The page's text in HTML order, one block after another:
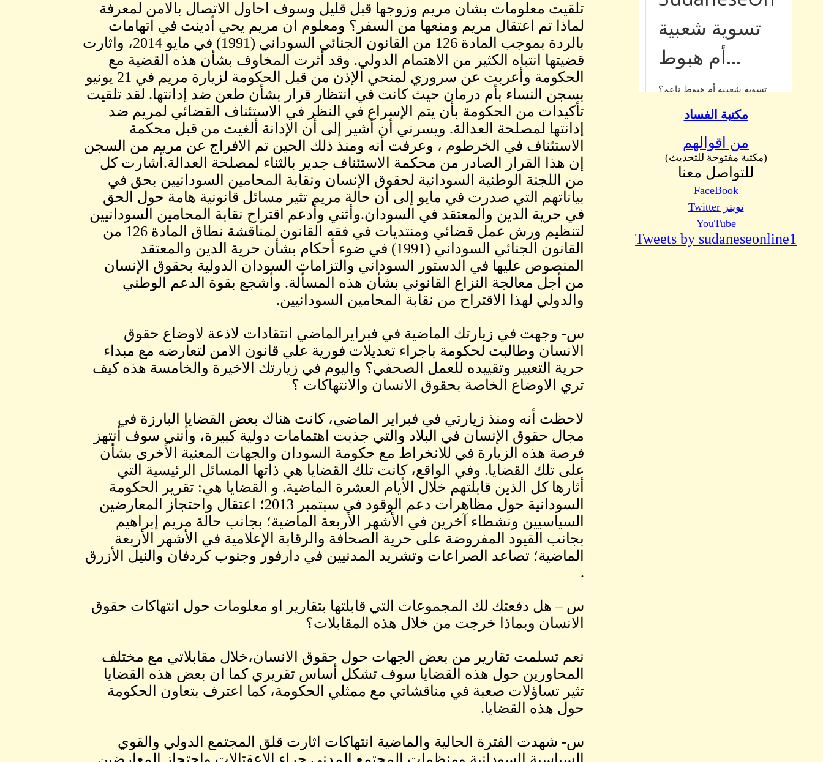
مكتبة الفساد
من اقوالهم
(مكتبة مفتوحة للتحديث)
للتواصل معنا
FaceBook
تويتر Twitter
YouTube
Tweets by sudaneseonline1
تلقيت معلومات بشان مريم وزوجها قبل قليل وسوف احاول الاتصال بالامن لمعرفة
لماذا تم اعتقال مريم ومنعها من السفر؟ ومعلوم ان مريم يحي أدينت في اتهامات
بالردة بموجب المادة 126 من القانون الجنائي السوداني (1991) في مايو 2014، واثارت
قضيتها انتباه الكثير من الاهتمام الدولي. وقد أثرت المخاوف بشأن هذه القضية مع
الحكومة وأعربت عن سروري لمنحي الإذن من قبل الحكومة لزيارة مريم في 21 يونيو
بسجن النساء بأم درمان حيث كانت في انتظار قرار بشأن طعن ضد إدانتها. لقد تلقيت
تأكيدات من الحكومة بأن يتم الإسراع في النظر في الاستئناف القضائي لمريم ضد
إدانتها لمصلحة العدالة. ويسرني أن أشير إلى أن الإدانة ألغيت من قبل محكمة
الاستئناف في الخرطوم ، وعرفت أنه ومنذ ذلك الحين تم الافراج عن مريم من السجن
إن هذا القرار الصادر من محكمة الاستئناف جدير بالثناء لمصلحة العدالة.أشارت كل
من اللجنة الوطنية السودانية لحقوق الإنسان ونقابة المحامين السودانيين بحق في
بياناتهم التي صدرت في مايو إلى أن حالة مريم تثير مسائل قانونية هامة حول الحق
في حرية الدين والمعتقد في السودان.وأثني وأدعم اقتراح نقابة المحامين السودانيين
لتنظيم ورش عمل قضائي ومنتديات في فقه القانون لمناقشة نطاق المادة 126 من
القانون الجنائي السوداني (1991) في ضوء أحكام بشأن حرية الدين والمعتقد
المنصوص عليها في الدستور السوداني والتزامات السودان الدولية بحقوق الإنسان
من أجل معالجة النزاع القانوني بشأن هذه المسألة. وأشجع بقوة الدعم الوطني
والدولي لهذا الاقتراح من نقابة المحامين السودانيين.
س- وجهت في زيارتك الماضية في فبرايرالماضي انتقادات لاذعة لاوضاع حقوق
الانسان وطالبت لحكومة باجراء تعديلات فورية علي قانون الامن لتعارضه مع مبداء
حرية التعبير وتقييده للعمل الصحفي؟ واليوم في زيارتك الاخيرة والخامسة هذه كيف
تري الاوضاع الخاصة بحقوق الانسان والانتهاكات ؟
لاحظت أنه ومنذ زيارتي في فبراير الماضي، كانت هناك بعض القضايا البارزة في
مجال حقوق الإنسان في البلاد والتي جذبت اهتمامات دولية كبيرة، وأنني سوف أنتهز
فرصة هذه الزيارة في للانخراط مع حكومة السودان والجهات المعنية الأخرى بشأن
على تلك القضايا. وفي الواقع، كانت تلك القضايا هي ذاتها المسائل الرئيسية التي
أثارها كل الذين قابلتهم خلال الأيام العشرة الماضية. و القضايا هي: تقرير الحكومة
السودانية حول مظاهرات دعم الوقود في سبتمبر 2013؛ اعتقال واحتجاز المعارضين
السياسيين ونشطاء آخرين في الأشهر الأربعة الماضية؛ بجانب حالة مريم إبراهيم
بجانب القيود المفروضة على حرية الصحافة والرقابة الإعلامية في الأشهر الأربعة
الماضية؛ تصاعد الصراعات وتشريد المدنيين في دارفور وجنوب كردفان والنيل الأزرق
.
س – هل دفعتك لك المجموعات التي قابلتها بتقارير او معلومات حول انتهاكات حقوق
الانسان وبماذا خرجت من خلال هذه المقابلات؟
نعم تسلمت تقارير من بعض الجهات حول حقوق الانسان،خلال مقابلاتي مع مختلف
المحاورين حول هذه القضايا سوف تشكل أساس تقريري كما ان بعض هذه القضايا
تثير تساؤلات صعبة في مناقشاتي مع ممثلي الحكومة، كما اعترف بتعاون الحكومة
حول هذه القضايا.
س- شهدت الفترة الحالية والماضية انتهاكات اثارت قلق المجتمع الدولي والقوي